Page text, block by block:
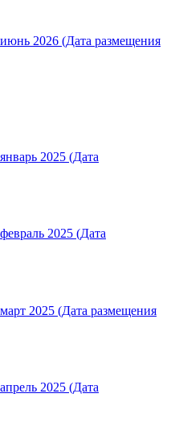
2026 (Дата размещения
2025 (Дата
2025 (Дата
2025 (Дата размещения
2025 (Дата